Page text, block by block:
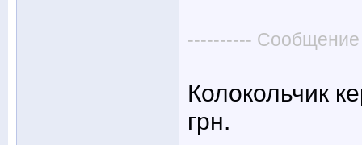
---------- Сообщение
Колокольчик
грн.